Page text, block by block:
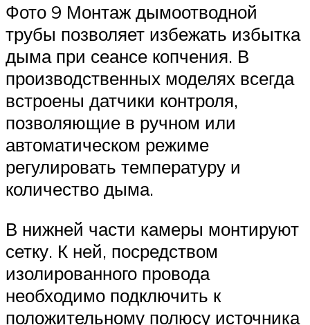
Фото 9 Монтаж дымоотводной
трубы позволяет избежать избытка
дыма при сеансе копчения. В
производственных моделях всегда
встроены датчики контроля,
позволяющие в ручном или
автоматическом режиме
регулировать температуру и
количество дыма.
В нижней части камеры монтируют
сетку. К ней, посредством
изолированного провода
необходимо подключить к
положительному полюсу источника